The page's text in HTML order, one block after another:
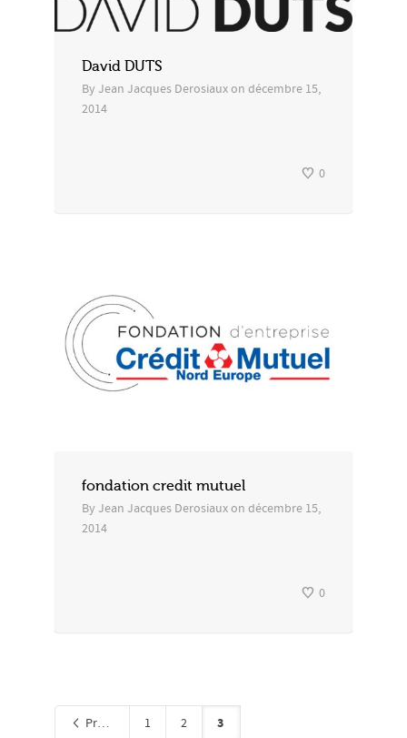
David DUTS
By Jean Jacques Derosiauxon décembre 15,
2014
0
fondation credit mutuel
By Jean Jacques Derosiauxon décembre 15,
2014
0
Précédent 1 2 3